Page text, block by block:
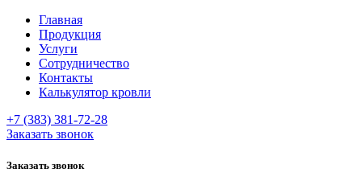
Главная
Продукция
Услуги
Сотрудничество
Контакты
Калькулятор кровли
+7 (383) 381-72-28
Заказать звонок
Заказать звонок